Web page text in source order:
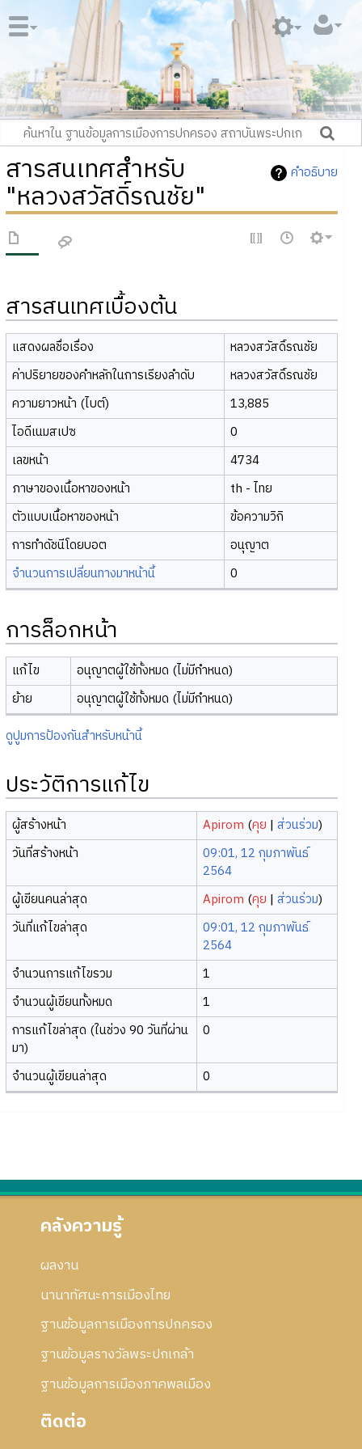
คำอธิบาย
สารสนเทศสำหรับ
"หลวงสวัสดิ์รณชัย"
สารสนเทศเบื้องต้น
แสดงผลชื่อเรื่อง
หลวงสวัสดิ์รณชัย
ค่าปริยายของคำหลักในการเรียงลำดับ
หลวงสวัสดิ์รณชัย
ความยาวหน้า (ไบต์)
13,885
ไอดีเนมสเปซ
0
เลขหน้า
4734
ภาษาของเนื้อหาของหน้า
th - ไทย
ตัวแบบเนื้อหาของหน้า
ข้อความวิกิ
การทำดัชนีโดยบอต
อนุญาต
จำนวนการเปลี่ยนทางมาหน้านี้
0
การล็อกหน้า
แก้ไข
อนุญาตผู้ใช้ทั้งหมด (ไม่มีกำหนด)
ย้าย
อนุญาตผู้ใช้ทั้งหมด (ไม่มีกำหนด)
ดูปูมการป้องกันสำหรับหน้านี้
ประวัติการแก้ไข
ผู้สร้างหน้า Apirom (คุย |ส่วนร่วม)
วันที่สร้างหน้า
09:01, 12 กุมภาพันธ์
2564
ผู้เขียนคนล่าสุด
Apirom (คุย |ส่วนร่วม)
วันที่แก้ไขล่าสุด
09:01, 12 กุมภาพันธ์
2564
จำนวนการแก้ไขรวม
1
จำนวนผู้เขียนทั้งหมด
1
การแก้ไขล่าสุด (ในช่วง 90 วันที่ผ่าน
มา)
0
จำนวนผู้เขียนล่าสุด 0
คลังความรู้
ผลงาน
นานาทัศนะการเมืองไทย
ฐานข้อมูลการเมืองการปกครอง
ฐานข้อมูลรางวัลพระปกเกล้า
ฐานข้อมูลการเมืองภาคพลเมือง
ติดต่อ